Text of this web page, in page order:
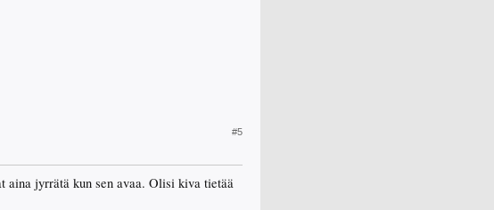
#5
aina jyrrätä kun sen avaa. Olisi kiva tietää